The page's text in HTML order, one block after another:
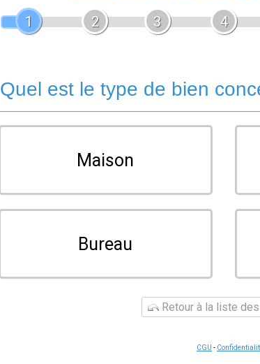
1
2 3 4
Quel est le type de bien
Maison
Bureau
Retour à la liste
CGU -